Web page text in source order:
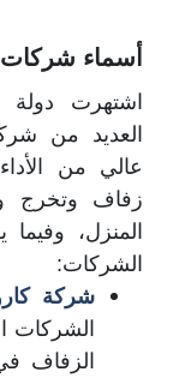
أسماء
اشتهرت دولة
العديد من
عالي من
زفاف وتخرج
المنزل،
الشركات:
شركة
الشركات
الزفاف